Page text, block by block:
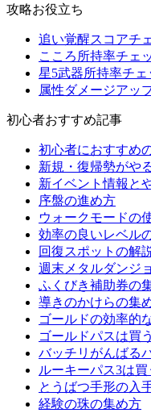
攻略お役立ち
追い覚醒スコアチ
こころ所持率チェ
星5武器所持率チェ
属性ダメージアッ
初心者おすすめ記事
初心者におすすめ
新規・復帰勢がや
新イベント情報と
序盤の進め方
ウォークモードの
効率の良いレベル
回復スポットの解
週末メタルダンジ
ふくびき補助券の
導きのかけらの集
ゴールドの効率的
ゴールドパスは買
バッチリがんばる
ルーキーパス3は買
とうばつ手形の入
経験の珠の集め方